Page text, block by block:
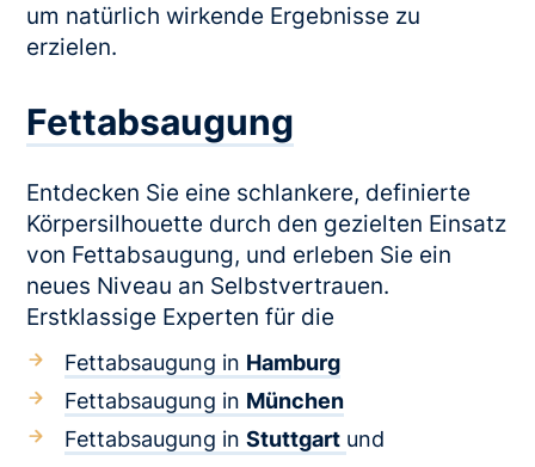
um natürlich wirkende Ergebnisse zu
erzielen.
Fettabsaugung
Entdecken Sie eine schlankere, definierte
Körpersilhouette durch den gezielten Einsatz
von Fettabsaugung, und erleben Sie ein
neues Niveau an Selbstvertrauen.
Erstklassige Experten für die
Fettabsaugung in Hamburg
Fettabsaugung in München
Fettabsaugung inStuttgart und